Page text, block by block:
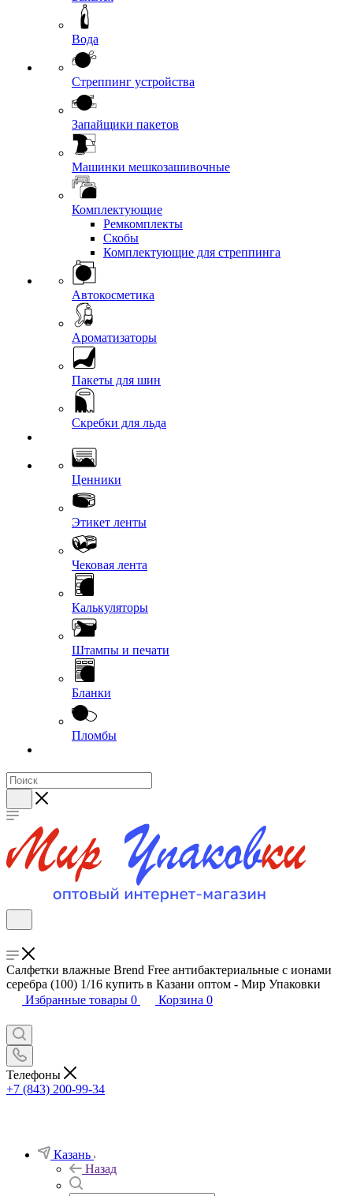
Вода
Стреппинг устройства
Запайщики пакетов
Машинки мешкозашивочные
Комплектующие
Ремкомплекты
Скобы
Комплектующие для стреппинга
Автокосметика
Ароматизаторы
Пакеты для шин
Скребки для льда
Ценники
Этикет ленты
Чековая лента
Калькуляторы
Штампы и печати
Бланки
Пломбы
Салфетки влажные Brend Free антибактериальные с ионами
серебра (100) 1/16 купить в Казани оптом - Мир Упаковки
Избранные товары 0 Корзина 0
Телефоны
+7 (843) 200-99-34
Казань
Назад